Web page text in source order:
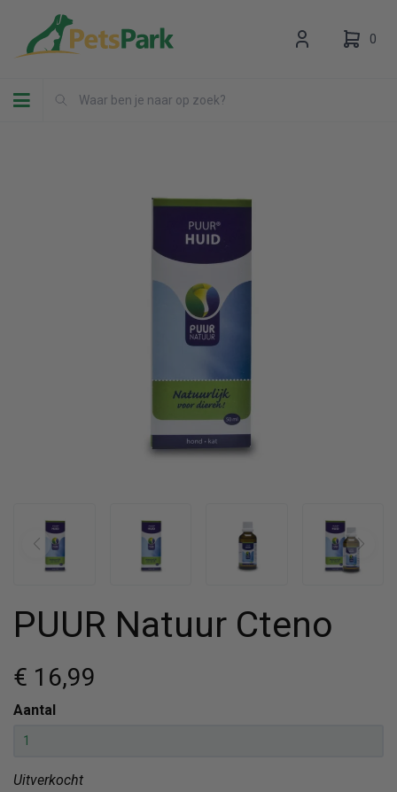
Toggle navigation
0
Uw winkelwagen is leeg.
Vul hem met producten.
PUUR Natuur Cteno
€ 16,99
Aantal
Uitverkocht